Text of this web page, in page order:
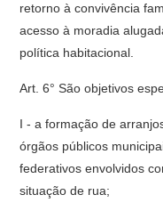
retorno à convivência
acesso à moradia
política habitacional.
Art. 6° São objetivos
I - a formação de
órgãos públicos
federativos envolvidos
situação de rua;